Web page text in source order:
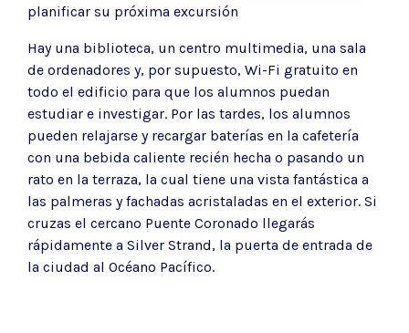
planificar su próxima excursión
Hay una biblioteca, un centro multimedia, una sala
de ordenadores y, por supuesto, Wi-Fi gratuito en
todo el edificio para que los alumnos puedan
estudiar e investigar. Por las tardes, los alumnos
pueden relajarse y recargar baterías en la cafetería
con una bebida caliente recién hecha o pasando un
rato en la terraza, la cual tiene una vista fantástica a
las palmeras y fachadas acristaladas en el exterior. Si
cruzas el cercano Puente Coronado llegarás
rápidamente a Silver Strand, la puerta de entrada de
la ciudad al Océano Pacífico.